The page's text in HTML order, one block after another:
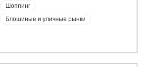
Шоппинг
Блошиные и уличные рынки